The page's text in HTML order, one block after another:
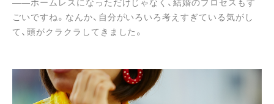
ごいですね。なんか、自分がいろいろ考えすぎている気がし
て、頭がクラクラしてきました。